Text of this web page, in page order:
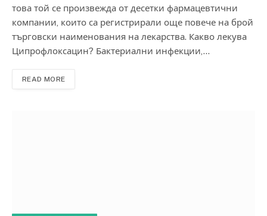
това той се произвежда от десетки фармацевтични
компании, които са регистрирали още повече на брой
търговски наименования на лекарства. Какво лекува
Ципрофлоксацин? Бактериални инфекции,…
READ MORE